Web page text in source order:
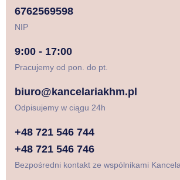
6762569598
NIP
9:00 - 17:00
Pracujemy od pon. do pt.
biuro@kancelariakhm.pl
Odpisujemy w ciągu 24h
+48 721 546 744
+48 721 546 746
Bezpośredni kontakt ze wspólnikami